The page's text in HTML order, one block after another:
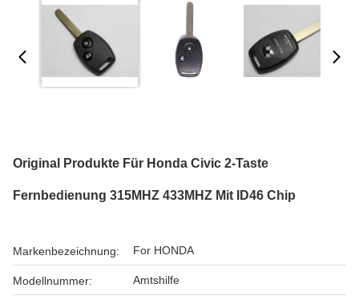
Original Produkte Für Honda Civic 2-Taste
Fernbedienung 315MHZ 433MHZ Mit ID46 Chip
Markenbezeichnung: For HONDA
Modellnummer: Amtshilfe